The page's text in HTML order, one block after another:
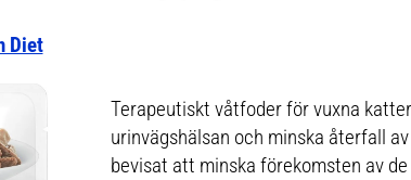
Diet
Terapeutiskt våtfoder för vuxna
urinvägshälsan och minska återfall
bevisat att minska förekomsten av